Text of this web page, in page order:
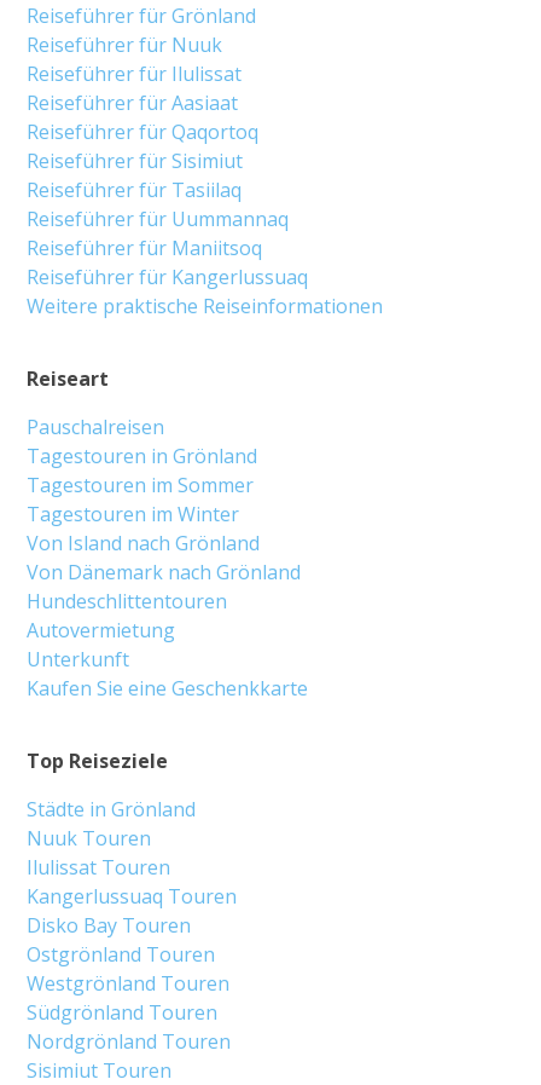
Top Reiseziele
Städte in Grönland
Nuuk Touren
Ilulissat Touren
Kangerlussuaq Touren
Disko Bay Touren
Ostgrönland Touren
Westgrönland Touren
Südgrönland Touren
Nordgrönland Touren
Sisimiut Touren
Reiseart
Pauschalreisen
Tagestouren in Grönland
Tagestouren im Sommer
Tagestouren im Winter
Von Island nach Grönland
Von Dänemark nach Grönland
Hundeschlittentouren
Autovermietung
Unterkunft
Kaufen Sie eine Geschenkkarte
Reiseführer für Grönland
Reiseführer für Nuuk
Reiseführer für Ilulissat
Reiseführer für Aasiaat
Reiseführer für Qaqortoq
Reiseführer für Sisimiut
Reiseführer für Tasiilaq
Reiseführer für Uummannaq
Reiseführer für Maniitsoq
Reiseführer für Kangerlussuaq
Weitere praktische Reiseinformationen